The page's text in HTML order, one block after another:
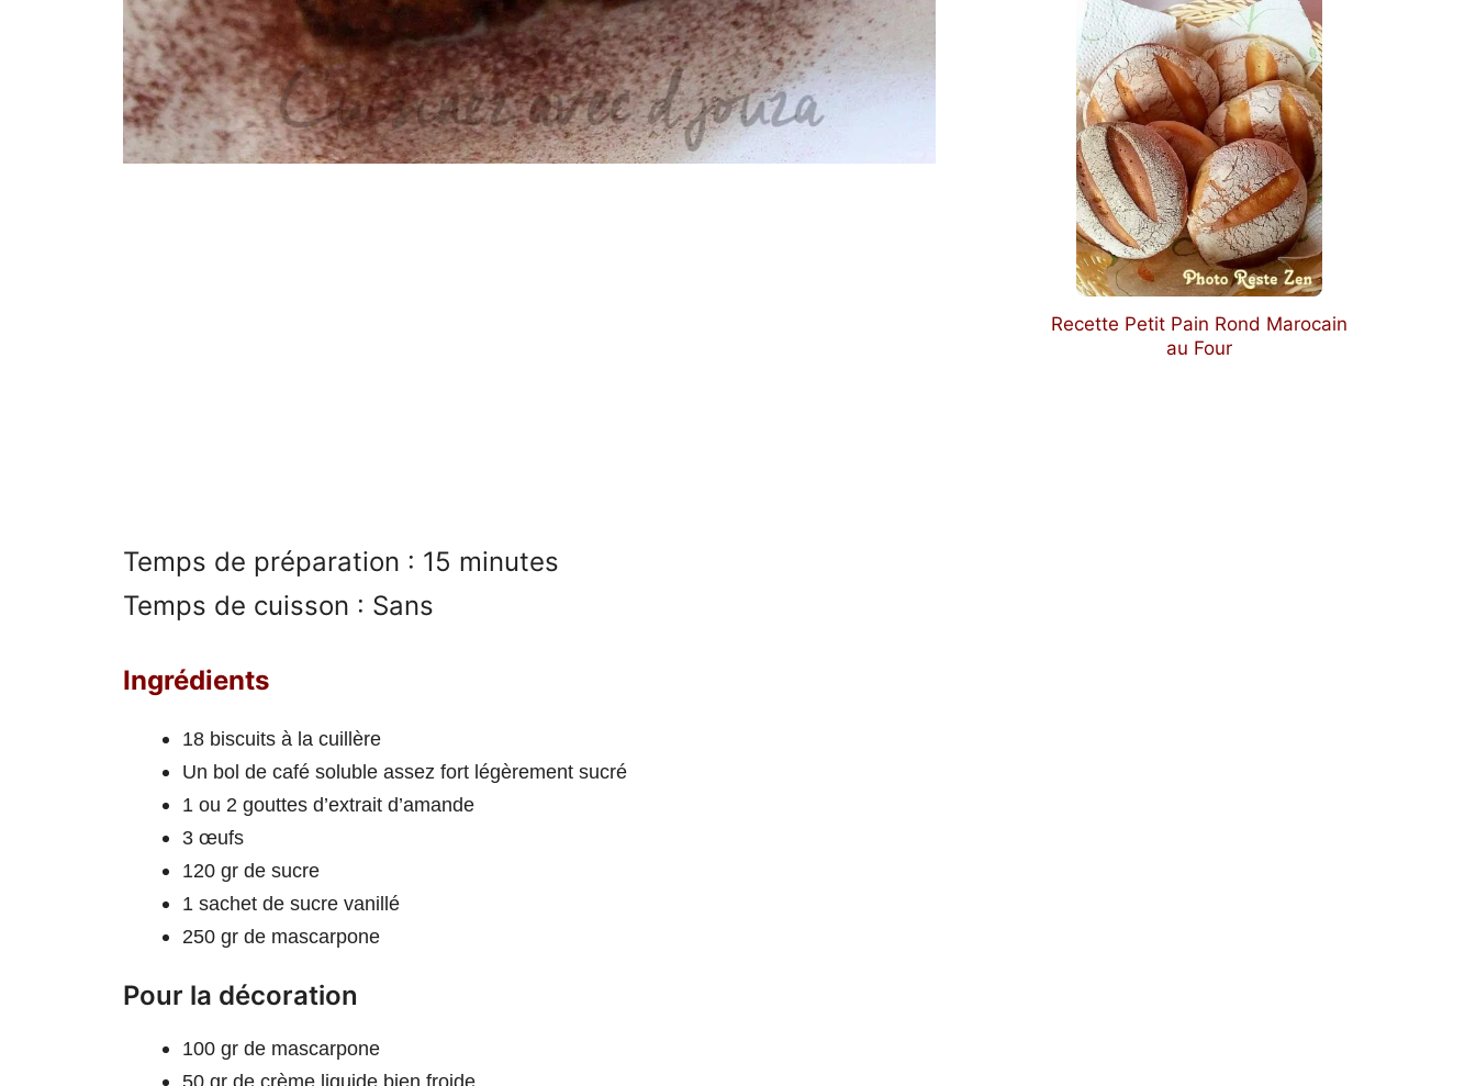
Temps de préparation : 15 minutes
Temps de cuisson : Sans
Ingrédients
18 biscuits à la cuillère
Un bol de café soluble assez fort légèrement sucré
1 ou 2 gouttes d’extrait d’amande
3 œufs
120 gr de sucre
1 sachet de sucre vanillé
250 gr de mascarpone
Pour la décoration
100 gr de mascarpone
50 gr de crème liquide bien froide
Recette Petit Pain Rond Marocain
au Four